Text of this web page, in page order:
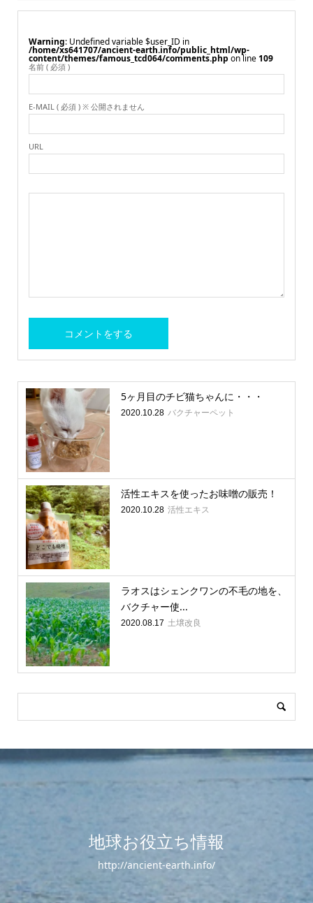
Warning : Undefined variable $user_ID in
/home/xs641707/ancient-earth.info/public_html/wp-
content/themes/famous_tcd064/comments.php on line109
名前 ( 必須 )
E-MAIL ( 必須 ) ※ 公開されません
URL
5ヶ月目のチビ猫ちゃんに・・・
2020.10.28 バクチャーペット
活性エキスを使ったお味噌の販売！
2020.10.28 活性エキス
ラオスはシェンクワンの不毛の地を、
バクチャー使...
2020.08.17 土壌改良
地球お役立ち情報
http://ancient-earth.info/